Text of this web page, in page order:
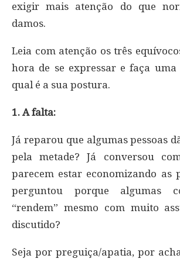
exigir mais atenção do que
damos.
Leia com atenção os três
hora de se expressar e faça uma
qual é a sua postura.
1. A falta:
Já reparou que algumas pessoas
pela metade? Já conversou
parecem estar economizando as
perguntou porque algumas
“rendem” mesmo com muito
discutido?
Seja por preguiça/apatia, por